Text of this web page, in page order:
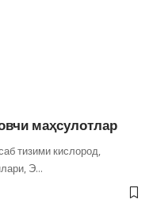
маҳсулотлар
тизими кислород,
Э…